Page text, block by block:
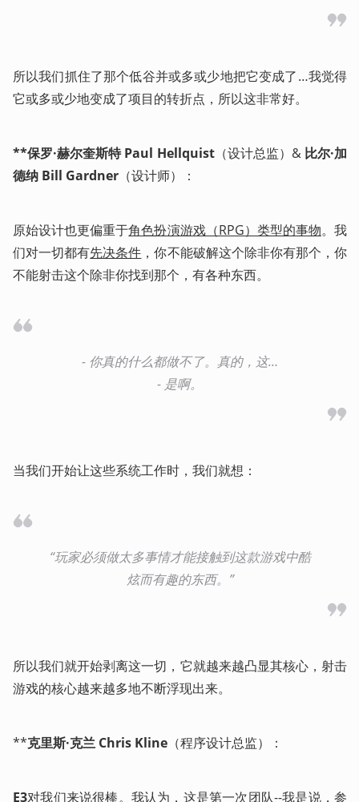
所以我们抓住了那个低谷并或多或少地把它变成了…我觉得
它或多或少地变成了项目的转折点，所以这非常好。
**保罗·赫尔奎斯特 Paul Hellquist（设计总监）& 比尔·加
德纳 Bill Gardner （设计师）：
原始设计也更偏重于角色扮演游戏（RPG）类型的事物。我
们对一切都有先决条件 ，你不能破解这个除非你有那个，你
不能射击这个除非你找到那个，有各种东西。
- 你真的什么都做不了。真的，这…
- 是啊。
当我们开始让这些系统工作时，我们就想：
“玩家必须做太多事情才能接触到这款游戏中酷
炫而有趣的东西。”
所以我们就开始剥离这一切，它就越来越凸显其核心，射击
游戏的核心越来越多地不断浮现出来。
**克里斯·克兰 Chris Kline （程序设计总监）：
E3对我们来说很棒。我认为，这是第一次团队--我是说，参